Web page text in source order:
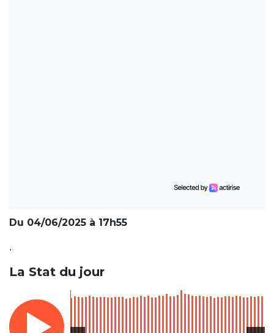
Du 04/06/2025 à 17h55
.
La Stat du jour